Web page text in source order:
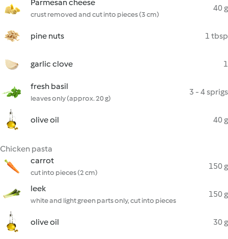
Parmesan cheese
crust removed and cut into pieces (3 cm)
40 g
pine nuts 1 tbsp
garlic clove 1
fresh basil
leaves only (approx. 20 g)
3 - 4 sprigs
olive oil 40 g
Chicken pasta
carrot
cut into pieces (2 cm)
150 g
leek
white and light green parts only, cut into pieces
150 g
olive oil 30 g